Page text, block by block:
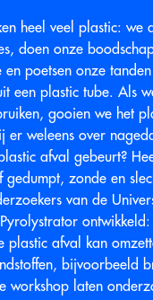
heel veel plastic: we
doen onze
en poetsen onze
een plastic tube. Als
gooien we het
er weleens over
afval gebeurt?
gedumpt, zonde en
van de
plastic afval kan
bijvoorbeeld
workshop laten